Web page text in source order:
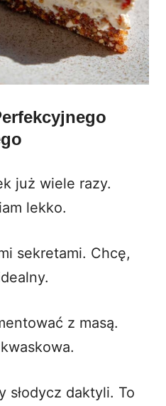
już wiele razy.
lekko.
sekretami. Chcę,
z masą.
słodycz daktyli. To